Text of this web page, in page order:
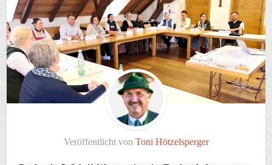
Veröffentlicht von Toni Hötzelsperger